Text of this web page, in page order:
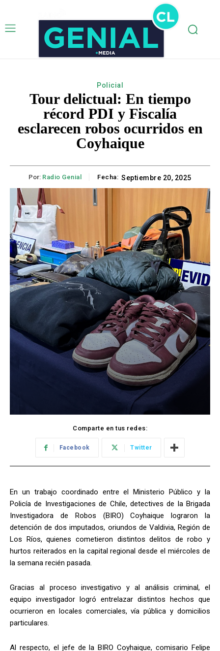
Policial
Tour delictual: En tiempo
récord PDI y Fiscalía
esclarecen robos ocurridos en
Coyhaique
Por: Radio Genial Fecha: Septiembre 20, 2025
Comparte en tus redes:
Facebook Twitter
En un trabajo coordinado entre el Ministerio Público y la
Policía de Investigaciones de Chile, detectives de la Brigada
Investigadora de Robos (BIRO) Coyhaique lograron la
detención de dos imputados, oriundos de Valdivia, Región de
Los Ríos, quienes cometieron distintos delitos de robo y
hurtos reiterados en la capital regional desde el miércoles de
la semana recién pasada.
Gracias al proceso investigativo y al análisis criminal, el
equipo investigador logró entrelazar distintos hechos que
ocurrieron en locales comerciales, vía pública y domicilios
particulares.
Al respecto, el jefe de la BIRO Coyhaique, comisario Felipe